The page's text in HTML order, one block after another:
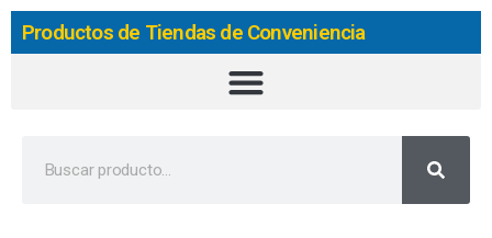
Productos de Tiendas de Conveniencia